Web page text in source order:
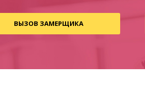
ВЫЗОВ ЗАМЕРЩИКА